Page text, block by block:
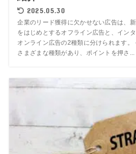
2025.05.30
企業のリード獲得に欠かせない広告は、
をはじめとするオフライン広告と、イン
オンライン広告の2種類に分けられます。
さまざまな種類があり、ポイントを押さ...